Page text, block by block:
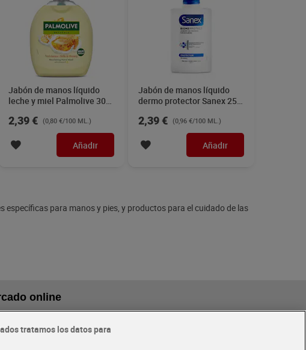
Jabón de manos líquido
leche y miel Palmolive 300
2,39 € (0,80 €/100 ML.)
Añadir
Jabón de manos líquido
dermo protector Sanex 250
2,39 € (0,96 €/100 ML.)
Añadir
para manos y pies, y productos para el cuidado de las
online
superiores a
tratamos los datos para